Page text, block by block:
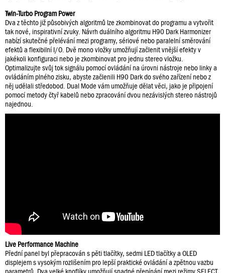
Twin-Turbo Program Power
Dva z těchto již působivých algoritmů lze zkombinovat do programu a vytvořit
tak nové, inspirativní zvuky. Návrh duálního algoritmu H90 Dark Harmonizer
nabízí skutečné přelévání mezi programy, sériové nebo paralelní směrování
efektů a flexibilní I/O. Dvě mono vložky umožňují začlenit vnější efekty v
jakékoli konfiguraci nebo je zkombinovat pro jednu stereo vložku.
Optimalizujte svůj tok signálu pomocí ovládání na úrovni nástroje nebo linky a
ovládáním plného zisku, abyste začlenili H90 Dark do svého zařízení nebo z
něj udělali středobod. Dual Mode vám umožňuje dělat věci, jako je připojení
pomocí metody čtyř kabelů nebo zpracování dvou nezávislých stereo nástrojů
najednou.
Live Performance Machine
Přední panel byl přepracován s pěti tlačítky, sedmi LED tlačítky a OLED
displejem s vysokým rozlišením pro lepší praktické ovládání a zpětnou vazbu
parametrů. Dva velké knoflíky umožňují snadné přepínání mezi režimy SELECT,